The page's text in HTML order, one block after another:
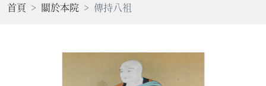
首頁 關於本院 傳持八祖